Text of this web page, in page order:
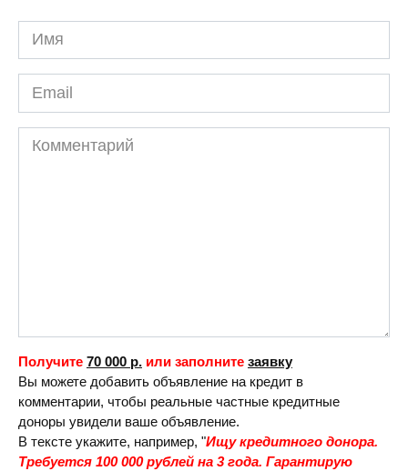
Имя
*
Email
*
Комментарий
Получите 70 000 р. или заполните заявку
Вы можете добавить объявление на кредит в
комментарии, чтобы реальные частные кредитные
доноры увидели ваше объявление.
В тексте укажите, например, "Ищу кредитного донора.
Требуется 100 000 рублей на 3 года. Гарантирую